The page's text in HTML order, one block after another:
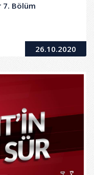
7. Bölüm
26.10.2020